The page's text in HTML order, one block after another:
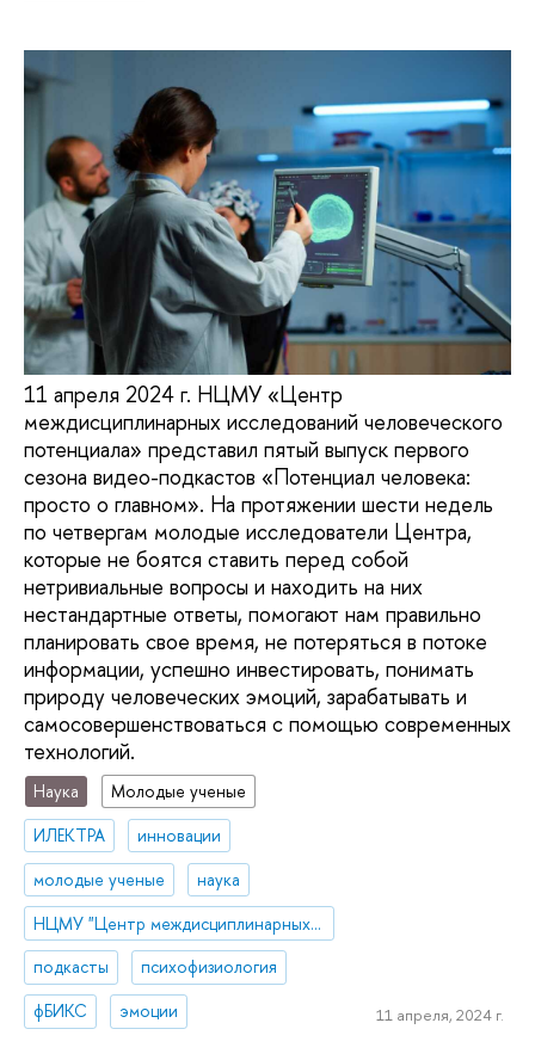
11 апреля 2024 г. НЦМУ «Центр
междисциплинарных исследований человеческого
потенциала» представил пятый выпуск первого
сезона видео-подкастов «Потенциал человека:
просто о главном». На протяжении шести недель
по четвергам молодые исследователи Центра,
которые не боятся ставить перед собой
нетривиальные вопросы и находить на них
нестандартные ответы, помогают нам правильно
планировать свое время, не потеряться в потоке
информации, успешно инвестировать, понимать
природу человеческих эмоций, зарабатывать и
самосовершенствоваться с помощью современных
технологий.
Наука
Молодые ученые
ИЛЕКТРА
инновации
молодые ученые
наука
НЦМУ "Центр междисциплинарных исследований человеческого потенциала"
подкасты
психофизиология
фБИКС
эмоции 11 апреля, 2024 г.